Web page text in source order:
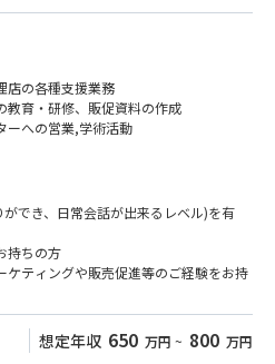
店の各種支援業務
教育・研修、販促資料の作成
ーへの営業,学術活動
た既存製品の改良や新製品の商品開発
ただくポジションとなります。
でき、日常会話が出来るレベル)を有
持ちの方
ケティングや販売促進等のご経験をお持
のご経験をお持ちの方
のご経験をお持ちの方
想定年収 650 万円 ~ 800 万円